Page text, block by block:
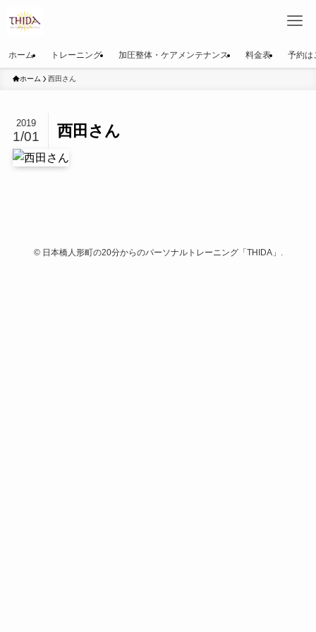
ホーム トレーニング 加圧整体・ケアメンテナンス 料金表 予約は
ホーム 西田さん
西田さん
2019
1/01
©日本橋人形町の20分からのパーソナルトレーニング「THIDA」.